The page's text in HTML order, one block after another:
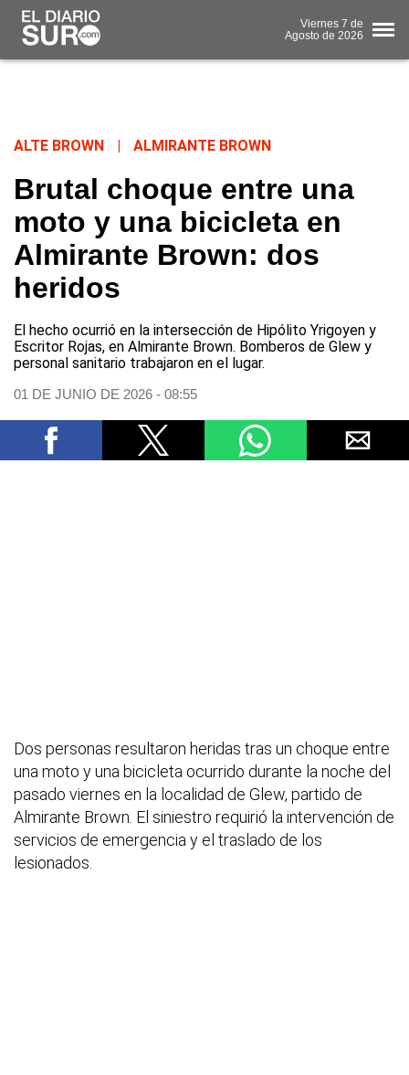
Viernes 7 de
Agosto de 2026
ALTE BROWN ALMIRANTE BROWN
Brutal choque entre una
moto y una bicicleta en
Almirante Brown: dos
heridos
El hecho ocurrió en la intersección de Hipólito Yrigoyen y
Escritor Rojas, en Almirante Brown. Bomberos de Glew y
personal sanitario trabajaron en el lugar.
01 DE JUNIO DE 2026 - 08:55
Dos personas resultaron heridas tras un choque entre
una moto y una bicicleta ocurrido durante la noche del
pasado viernes en la localidad de Glew, partido de
Almirante Brown. El siniestro requirió la intervención de
servicios de emergencia y el traslado de los
lesionados.